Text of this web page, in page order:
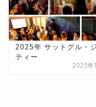
2025年 サットグル・
ティー
2025年